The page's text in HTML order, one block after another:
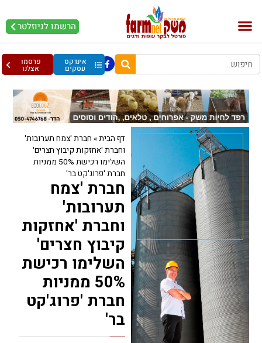
הרשמו לניוזלטר
אינדקס
עסקים
פרסמו
אצלנו
דף הבית» חברת 'צמח תערובות'
וחברת 'אחזקות קיבוץ חצרים'
השלימו רכישת 50% ממניות
חברת 'פרוג'קט בר'
חברת 'צמח
תערובות'
וחברת 'אחזקות
קיבוץ חצרים'
השלימו רכישת
50% ממניות
חברת 'פרוג'קט
בר'